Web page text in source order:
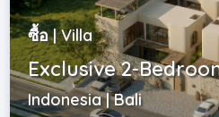
ซื้อ | Villa
Exclusive 2-
Indonesia | Bali